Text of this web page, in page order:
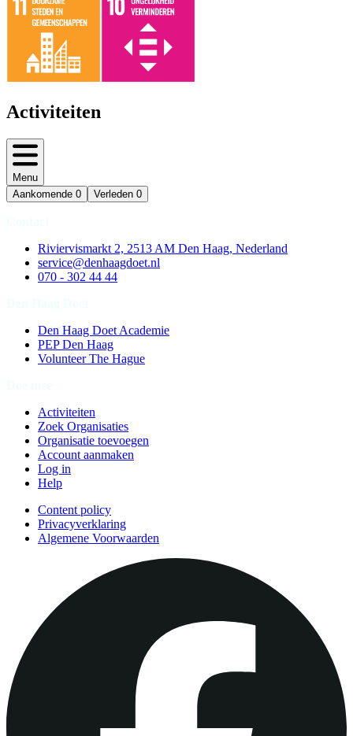
Activiteiten
Menu
Aankomende 0 Verleden 0
Riviervismarkt 2, 2513 AM Den Haag, Nederland
service@denhaagdoet.nl
070 - 302 44 44
Den Haag Doet Academie
PEP Den Haag
Volunteer The Hague
Activiteiten
Zoek Organisaties
Organisatie toevoegen
Account aanmaken
Log in
Help
Content policy
Privacyverklaring
Algemene Voorwaarden